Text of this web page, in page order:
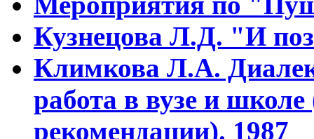
Кузнецова Л.Д. "И
Климкова Л.А.
работа в вузе и
рекомендации). 1987